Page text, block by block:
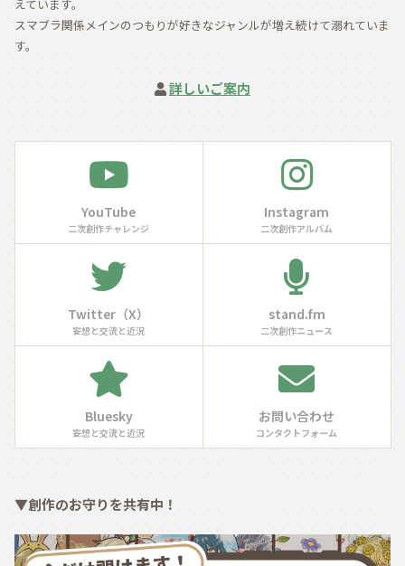
えています。
スマブラ関係メインのつもりが好きなジャンルが増え続けて溺れていま
す。
詳しいご案内
YouTube
二次創作チャレンジ
Instagram
二次創作アルバム
Twitter（X）
妄想と交流と近況
stand.fm
二次創作ニュース
Bluesky
妄想と交流と近況
お問い合わせ
コンタクトフォーム
▼創作のお守りを共有中！